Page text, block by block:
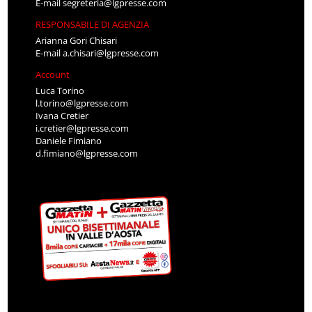
E-mailsegreteria@lgpresse.com
RESPONSABILE DI AGENZIA
Arianna Gori Chisari
E-maila.chisari@lgpresse.com
Account
Luca Torino
l.torino@lgpresse.com
Ivana Cretier
i.cretier@lgpresse.com
Daniele Fimiano
d.fimiano@lgpresse.com